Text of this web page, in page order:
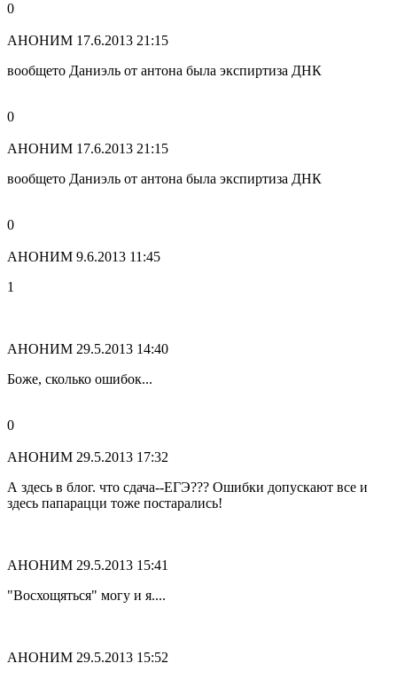
0
АНОНИМ 17.6.2013 21:15
вообщето Даниэль от антона была экспиртиза ДНК
0
АНОНИМ 17.6.2013 21:15
вообщето Даниэль от антона была экспиртиза ДНК
0
АНОНИМ 9.6.2013 11:45
1
АНОНИМ 29.5.2013 14:40
Боже, сколько ошибок...
0
АНОНИМ 29.5.2013 17:32
А здесь в блог. что сдача--ЕГЭ??? Ошибки допускают все и
здесь папарацци тоже постарались!
АНОНИМ 29.5.2013 15:41
"Восхощяться" могу и я....
АНОНИМ 29.5.2013 15:52